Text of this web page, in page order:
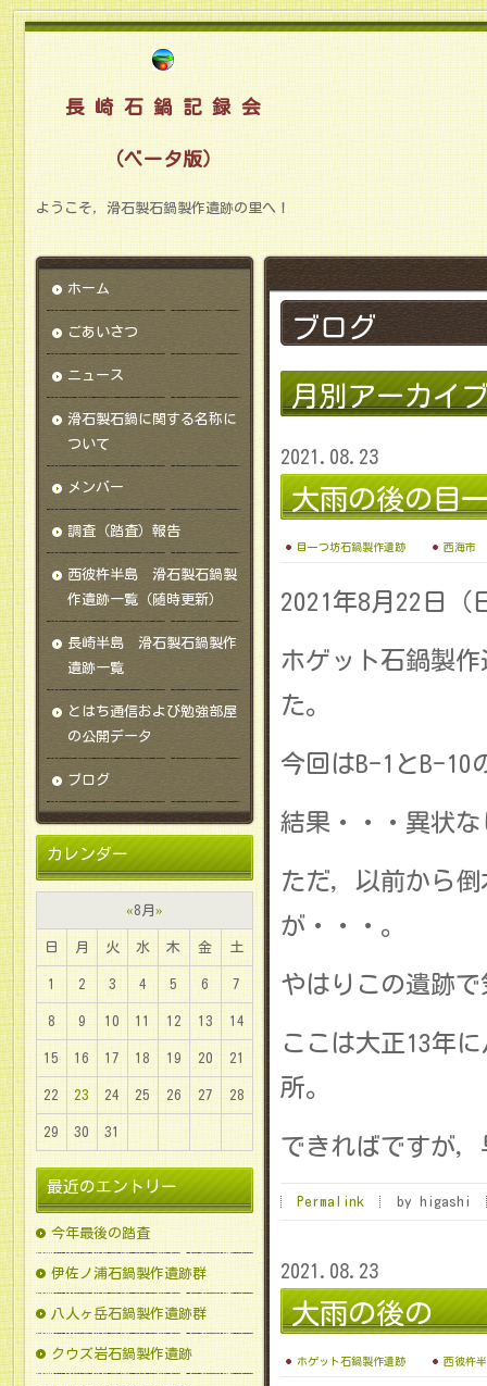
長 崎 石 鍋 記 録 会
（ベータ版）
ようこそ，滑石製石鍋製作遺跡の里へ！
ブログ
月別アーカイ
2021.08.23
大雨の後の目
目一つ坊石鍋製作遺跡 西海市
2021年8月22日
ホゲット石鍋製
た。
今回はB-1とB-10
結果・・・異状
ただ，以前から
が・・・。
やはりこの遺跡
ここは大正13年
所。
できればですが
Permalink by higashi
2021.08.23
大雨の後の
ホゲット石鍋製作遺跡 西彼杵
ホーム
ごあいさつ
ニュース
滑石製石鍋に関する名称に
ついて
メンバー
調査（踏査）報告
西彼杵半島 滑石製石鍋製
作遺跡一覧（随時更新）
長崎半島 滑石製石鍋製作
遺跡一覧
とはち通信および勉強部屋
の公開データ
ブログ
カレンダー
«8月»
日 月 火 水 木 金 土
1 2 3 4 5 6 7
8 9 10 11 12 13 14
15 16 17 18 19 20 21
22 23 24 25 26 27 28
29 30 31
最近のエントリー
今年最後の踏査
伊佐ノ浦石鍋製作遺跡群
八人ヶ岳石鍋製作遺跡群
クウズ岩石鍋製作遺跡